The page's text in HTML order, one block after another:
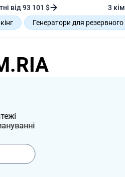
від 93 101 $
3
Генератори для
планування
документи на новобудову